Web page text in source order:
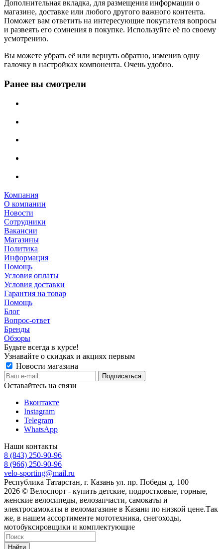
Дополнительная вкладка, для размещения информации о
магазине, доставке или любого другого важного контента.
Поможет вам ответить на интересующие покупателя вопросы
и развеять его сомнения в покупке. Используйте её по своему
усмотрению.
Вы можете убрать её или вернуть обратно, изменив одну
галочку в настройках компонента. Очень удобно.
Ранее вы смотрели
Компания
О компании
Новости
Сотрудники
Вакансии
Магазины
Политика
Информация
Помощь
Условия оплаты
Условия доставки
Гарантия на товар
Помощь
Блог
Вопрос-ответ
Бренды
Обзоры
Будьте всегда в курсе!
Узнавайте о скидках и акциях первым
Новости магазина
Оставайтесь на связи
Вконтакте
Instagram
Telegram
WhatsApp
Наши контакты
8 (843) 250-90-96
8 (966) 250-90-96
velo-sporting@mail.ru
Республика Татарстан, г. Казань ул. пр. Победы д. 100
2026 © Велоспорт - купить детские, подростковые, горные,
женские велосипеды, велозапчасти, самокаты и
электросамокаты в веломагазине в Казани по низкой цене.Так
же, в нашем ассортименте мототехника, снегоходы,
мотобуксировщики и комплектующие
Найти